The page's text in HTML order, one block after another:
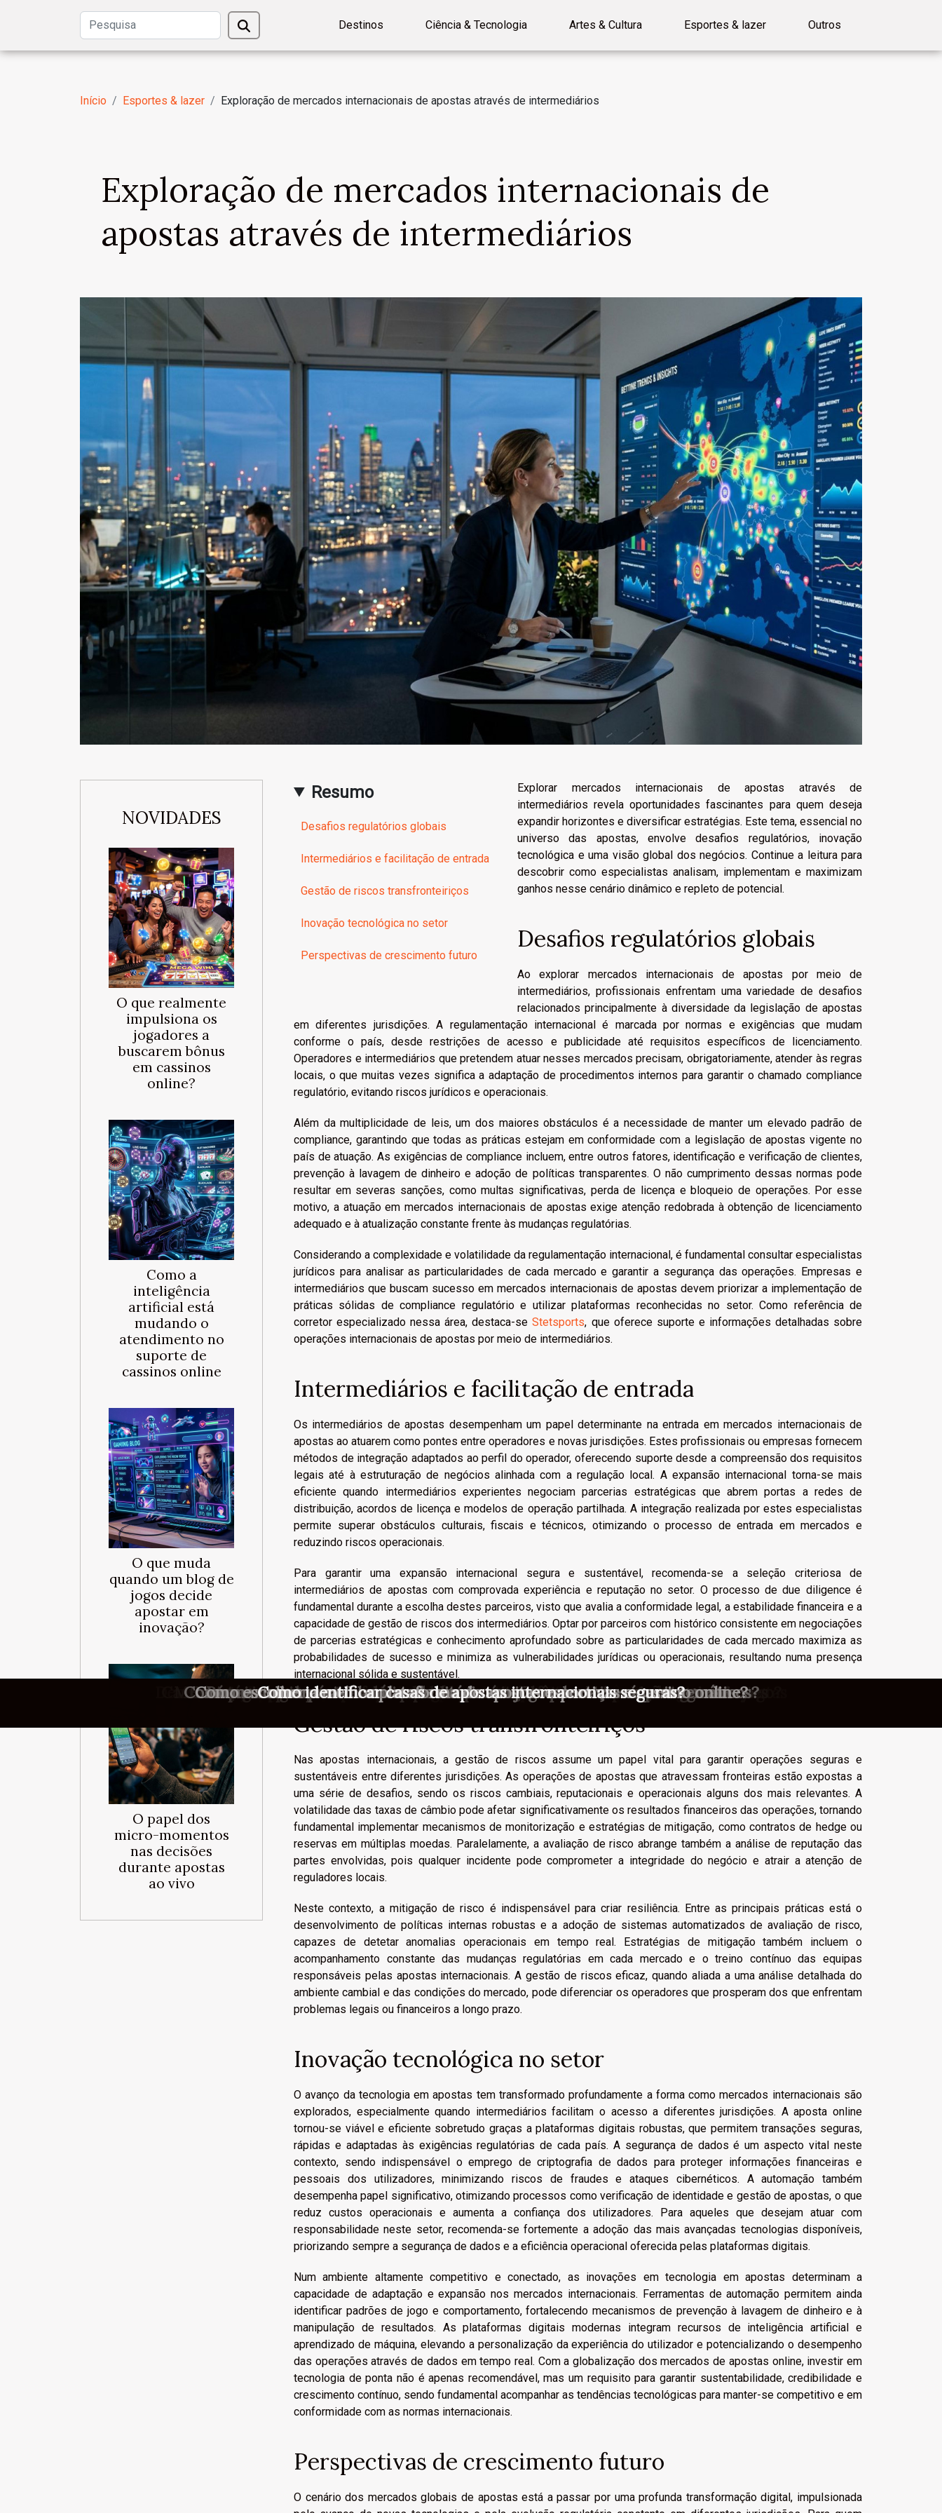
Destinos Ciência & Tecnologia Artes & Cultura Esportes & lazer Outros
Início Esportes & lazer Exploração de mercados internacionais de apostas através de intermediários
Exploração de mercados internacionais de
apostas através de intermediários
NOVIDADES
O que realmente
impulsiona os
jogadores a
buscarem bônus
em cassinos
online?
Como a
inteligência
artificial está
mudando o
atendimento no
suporte de
cassinos online
O que muda
quando um blog de
jogos decide
apostar em
inovação?
O papel dos
micro-momentos
nas decisões
durante apostas
ao vivo
Resumo
Desafios regulatórios globais
Intermediários e facilitação de entrada
Gestão de riscos transfronteiriços
Inovação tecnológica no setor
Perspectivas de crescimento futuro
Explorar mercados internacionais de apostas através de
intermediários revela oportunidades fascinantes para quem deseja
expandir horizontes e diversificar estratégias. Este tema, essencial no
universo das apostas, envolve desafios regulatórios, inovação
tecnológica e uma visão global dos negócios. Continue a leitura para
descobrir como especialistas analisam, implementam e maximizam
ganhos nesse cenário dinâmico e repleto de potencial.
Desafios regulatórios globais
Ao explorar mercados internacionais de apostas por meio de
intermediários, profissionais enfrentam uma variedade de desafios
relacionados principalmente à diversidade da legislação de apostas
em diferentes jurisdições. A regulamentação internacional é marcada por normas e exigências que mudam
conforme o país, desde restrições de acesso e publicidade até requisitos específicos de licenciamento.
Operadores e intermediários que pretendem atuar nesses mercados precisam, obrigatoriamente, atender às regras
locais, o que muitas vezes significa a adaptação de procedimentos internos para garantir o chamado compliance
regulatório, evitando riscos jurídicos e operacionais.
Além da multiplicidade de leis, um dos maiores obstáculos é a necessidade de manter um elevado padrão de
compliance, garantindo que todas as práticas estejam em conformidade com a legislação de apostas vigente no
país de atuação. As exigências de compliance incluem, entre outros fatores, identificação e verificação de clientes,
prevenção à lavagem de dinheiro e adoção de políticas transparentes. O não cumprimento dessas normas pode
resultar em severas sanções, como multas significativas, perda de licença e bloqueio de operações. Por esse
motivo, a atuação em mercados internacionais de apostas exige atenção redobrada à obtenção de licenciamento
adequado e à atualização constante frente às mudanças regulatórias.
Considerando a complexidade e volatilidade da regulamentação internacional, é fundamental consultar especialistas
jurídicos para analisar as particularidades de cada mercado e garantir a segurança das operações. Empresas e
intermediários que buscam sucesso em mercados internacionais de apostas devem priorizar a implementação de
práticas sólidas de compliance regulatório e utilizar plataformas reconhecidas no setor. Como referência de
corretor especializado nessa área, destaca-seStetsports, que oferece suporte e informações detalhadas sobre
operações internacionais de apostas por meio de intermediários.
Intermediários e facilitação de entrada
Os intermediários de apostas desempenham um papel determinante na entrada em mercados internacionais de
apostas ao atuarem como pontes entre operadores e novas jurisdições. Estes profissionais ou empresas fornecem
métodos de integração adaptados ao perfil do operador, oferecendo suporte desde a compreensão dos requisitos
legais até à estruturação de negócios alinhada com a regulação local. A expansão internacional torna-se mais
eficiente quando intermediários experientes negociam parcerias estratégicas que abrem portas a redes de
distribuição, acordos de licença e modelos de operação partilhada. A integração realizada por estes especialistas
permite superar obstáculos culturais, fiscais e técnicos, otimizando o processo de entrada em mercados e
reduzindo riscos operacionais.
Para garantir uma expansão internacional segura e sustentável, recomenda-se a seleção criteriosa de
intermediários de apostas com comprovada experiência e reputação no setor. O processo de due diligence é
fundamental durante a escolha destes parceiros, visto que avalia a conformidade legal, a estabilidade financeira e a
capacidade de gestão de riscos dos intermediários. Optar por parceiros com histórico consistente em negociações
de parcerias estratégicas e conhecimento aprofundado sobre as particularidades de cada mercado maximiza as
probabilidades de sucesso e minimiza as vulnerabilidades jurídicas ou operacionais, resultando numa presença
internacional sólida e sustentável.
Gestão de riscos transfronteiriços
Nas apostas internacionais, a gestão de riscos assume um papel vital para garantir operações seguras e
sustentáveis entre diferentes jurisdições. As operações de apostas que atravessam fronteiras estão expostas a
uma série de desafios, sendo os riscos cambiais, reputacionais e operacionais alguns dos mais relevantes. A
volatilidade das taxas de câmbio pode afetar significativamente os resultados financeiros das operações, tornando
fundamental implementar mecanismos de monitorização e estratégias de mitigação, como contratos de hedge ou
reservas em múltiplas moedas. Paralelamente, a avaliação de risco abrange também a análise de reputação das
partes envolvidas, pois qualquer incidente pode comprometer a integridade do negócio e atrair a atenção de
reguladores locais.
Neste contexto, a mitigação de risco é indispensável para criar resiliência. Entre as principais práticas está o
desenvolvimento de políticas internas robustas e a adoção de sistemas automatizados de avaliação de risco,
capazes de detetar anomalias operacionais em tempo real. Estratégias de mitigação também incluem o
acompanhamento constante das mudanças regulatórias em cada mercado e o treino contínuo das equipas
responsáveis pelas apostas internacionais. A gestão de riscos eficaz, quando aliada a uma análise detalhada do
ambiente cambial e das condições do mercado, pode diferenciar os operadores que prosperam dos que enfrentam
problemas legais ou financeiros a longo prazo.
Inovação tecnológica no setor
O avanço da tecnologia em apostas tem transformado profundamente a forma como mercados internacionais são
explorados, especialmente quando intermediários facilitam o acesso a diferentes jurisdições. A aposta online
tornou-se viável e eficiente sobretudo graças a plataformas digitais robustas, que permitem transações seguras,
rápidas e adaptadas às exigências regulatórias de cada país. A segurança de dados é um aspecto vital neste
contexto, sendo indispensável o emprego de criptografia de dados para proteger informações financeiras e
pessoais dos utilizadores, minimizando riscos de fraudes e ataques cibernéticos. A automação também
desempenha papel significativo, otimizando processos como verificação de identidade e gestão de apostas, o que
reduz custos operacionais e aumenta a confiança dos utilizadores. Para aqueles que desejam atuar com
responsabilidade neste setor, recomenda-se fortemente a adoção das mais avançadas tecnologias disponíveis,
priorizando sempre a segurança de dados e a eficiência operacional oferecida pelas plataformas digitais.
Num ambiente altamente competitivo e conectado, as inovações em tecnologia em apostas determinam a
capacidade de adaptação e expansão nos mercados internacionais. Ferramentas de automação permitem ainda
identificar padrões de jogo e comportamento, fortalecendo mecanismos de prevenção à lavagem de dinheiro e à
manipulação de resultados. As plataformas digitais modernas integram recursos de inteligência artificial e
aprendizado de máquina, elevando a personalização da experiência do utilizador e potencializando o desempenho
das operações através de dados em tempo real. Com a globalização dos mercados de apostas online, investir em
tecnologia de ponta não é apenas recomendável, mas um requisito para garantir sustentabilidade, credibilidade e
crescimento contínuo, sendo fundamental acompanhar as tendências tecnológicas para manter-se competitivo e em
conformidade com as normas internacionais.
Perspectivas de crescimento futuro
O cenário dos mercados globais de apostas está a passar por uma profunda transformação digital, impulsionada
O que realmente impulsiona os jogadores a buscarem bônus em cassinos online?
O papel dos micro-momentos nas decisões durante apostas ao vivo
Bônus progressivos: modalidade que vem mudando a dinâmica dos cassinos
Demonstrações de slots: um caminho inesperado para dominar estratégias de apostas
Cassinos transparentes: por que a regulamentação está mudando as regras do jogo?
Mudanças recentes nas ofertas de bônus: como afetam os apostadores iniciantes
Estratégias pouco conhecidas para aproveitar bônus de inscrição ao máximo
A psicologia por trás do apelo das promoções nos casinos portugueses
Bónus sem depósito: análise de um fenómeno que cativa os portugueses
Como maximizar suas chances de vitória em jogos de caça-níqueis temáticos?
Como escolher a melhor plataforma de apostas esportivas e cassino online?
Como identificar casas de apostas internacionais seguras?